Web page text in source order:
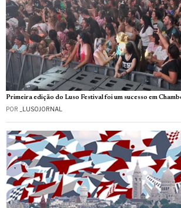
Primeira edição do Luso Festival foi um sucesso em
POR _LUSOJORNAL